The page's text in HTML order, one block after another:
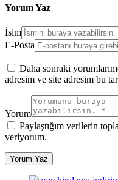
Yorum Yaz
İsim
E-Posta
Daha sonraki
adresim ve site adresim bu
Yorum
Paylaştığım verilerin
veriyorum.